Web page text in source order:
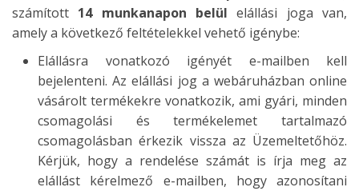
számított 14 munkanapon belül elállási joga van,
amely a következő feltételekkel vehető igénybe:
Elállásra vonatkozó igényét e-mailben kell
bejelenteni. Az elállási jog a webáruházban online
vásárolt termékekre vonatkozik, ami gyári, minden
csomagolási és termékelemet tartalmazó
csomagolásban érkezik vissza az Üzemeltetőhöz.
Kérjük, hogy a rendelése számát is írja meg az
elállást kérelmező e-mailben, hogy azonosítani